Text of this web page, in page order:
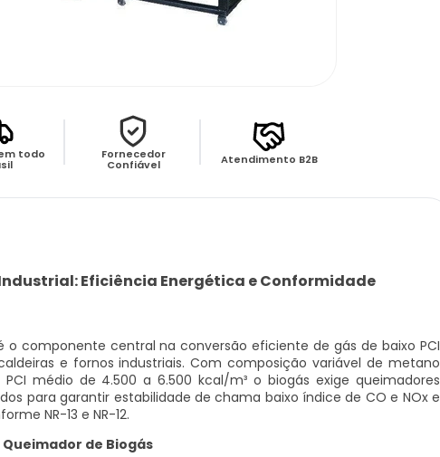
todo Fornecedor
Confiável Atendimento B2B
Eficiência Energética e Conformidade
o componente central na conversão eficiente de gás de baixo PCI
e fornos industriais. Com composição variável de metano
médio de 4.500 a 6.500 kcal/m³ o biogás exige queimadores
para garantir estabilidade de chama baixo índice de CO e NOx e
NR-13 e NR-12.
de Biogás